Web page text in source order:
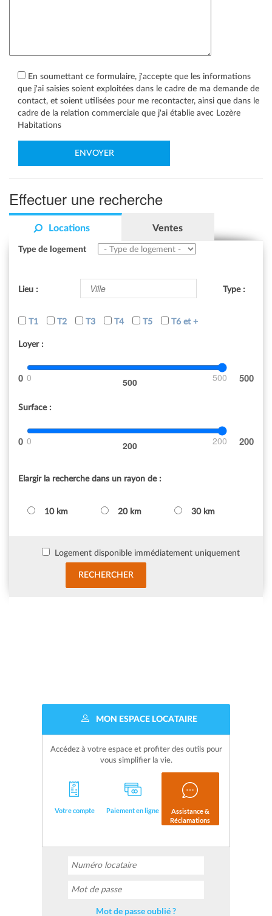
En soumettant ce formulaire, j'accepte que les informations
que j'ai saisies soient exploitées dans le cadre de ma demande de
contact, et soient utilisées pour me recontacter, ainsi que dans le
cadre de la relation commerciale que j'ai établie avec Lozère
Habitations
Effectuer une recherche
Locations Ventes
Type de logement
Lieu : Type :
T1 T2 T3 T4 T5 T6 et +
Loyer :
0 500 500
Surface :
0 200 200
Elargir la recherche dans un rayon de :
10 km 20 km 30 km
Logement disponible immédiatement uniquement
MON ESPACE LOCATAIRE
Accédez à votre espace et profiter des outils pour
vous simplifier la vie.
Votre compte Paiement en ligne
Assistance &
Réclamations
Mot de passe oublié ?